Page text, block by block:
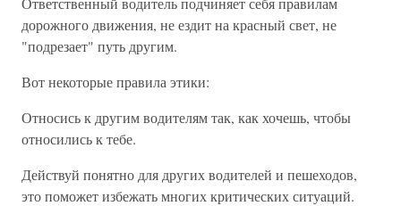
дорожного движения, не ездит на красный свет, не
"подрезает" путь другим.
Вот некоторые правила этики:
Относись к другим водителям так, как хочешь, чтобы
относились к тебе.
Действуй понятно для других водителей и пешеходов,
это поможет избежать многих критических ситуаций.